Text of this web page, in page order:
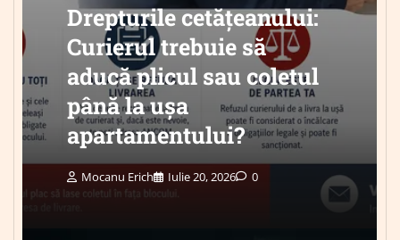
Drepturile cetățeanului:
Curierul trebuie să
aducă plicul sau coletul
până la ușa
apartamentului?
Mocanu Erich Iulie 20, 2026 0